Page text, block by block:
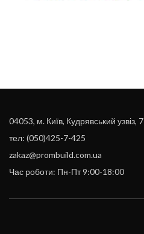
04053, м. Київ, Кудрявський узвіз, 7
тел: (050)425-7-425
zakaz@prombuild.com.ua
Час роботи: Пн-Пт 9:00-18:00